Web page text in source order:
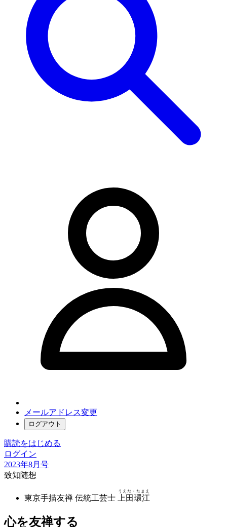
メールアドレス変更
ログアウト
購読をはじめる
ログイン
2023年8月号
致知随想
東京手描友禅 伝統工芸士 上田環江
うえだ・たまえ
心を友禅する